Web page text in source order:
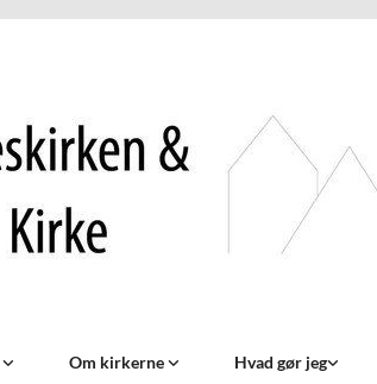
Om kirkerne Hvad gør jeg